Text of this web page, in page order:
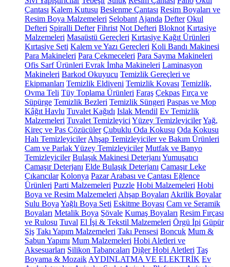
Çantası Kalem Kutusu Beslenme Çantası Resim Boyaları ve
Resim Boya Malzemeleri Selobant Ajanda Defter Okul
Defteri Spiralli Defter Fihrist Not Defteri Bloknot Kırtasiye
Malzemeleri Masaüstü Gereçleri Kırtasiye Kağıt Ürünleri
Kırtasiye Seti Kalem ve Yazı Gereçleri Koli Bandı Makinesi
Para Makineleri Para Çekmeceleri Para Sayma Makineleri
Ofis Sarf Ürünleri Evrak İmha Makineleri Laminasyon
Makineleri Barkod Okuyucu Temizlik Gereçleri ve
Ekipmanları Temizlik Eldiveni Temizlik Kovası Temizlik,
Ovma Teli Tüy Toplama Ürünleri Faraş Çekpas Fırça ve
Süpürge Temizlik Bezleri Temizlik Süngeri Paspas ve Mop
Kâğıt Havlu Tuvalet Kağıdı Islak Mendil Ev Temizlik
Malzemeleri Tuvalet Temizleyici Yüzey TemizleyicilerYağ,
Kireç ve Pas Çözücüler Çubuklu Oda Kokusu Oda Kokusu
Halı Temizleyiciler Ahşap Temizleyiciler ve Bakım Ürünleri
Cam ve Parlak Yüzey Temizleyiciler Mutfak ve Banyo
Temizleyiciler Bulaşık Makinesi Deterjanı Yumuşatıcı
Çamaşır Deterjanı Elde Bulaşık Deterjanı Çamaşır Leke
Çıkarıcılar Kolonya Pazar Arabası ve Çantası Eğlence
Ürünleri Parti Malzemeleri Puzzle Hobi Malzemeleri Hobi
Boya ve Resim Malzemeleri Ahşap Boyaları Akrilik Boyalar
Sulu Boya Yağlı Boya Seti Eskitme Boyası Cam ve Seramik
Boyaları Metalik Boya Şövale Kumaş Boyaları Resim Fırçası
ve Rulosu Tuval El İşi & Tekstil Malzemeleri Örgü İpi Güpür
Şiş Takı Yapım Malzemeleri Takı Pensesi Boncuk Mum &
Sabun Yapımı Mum Malzemeleri Hobi Aletleri ve
Aksesuarları Silikon Tabancaları Diğer Hobi Aletleri Taş
Boyama & Mozaik AYDINLATMA VE ELEKTRİK Ev